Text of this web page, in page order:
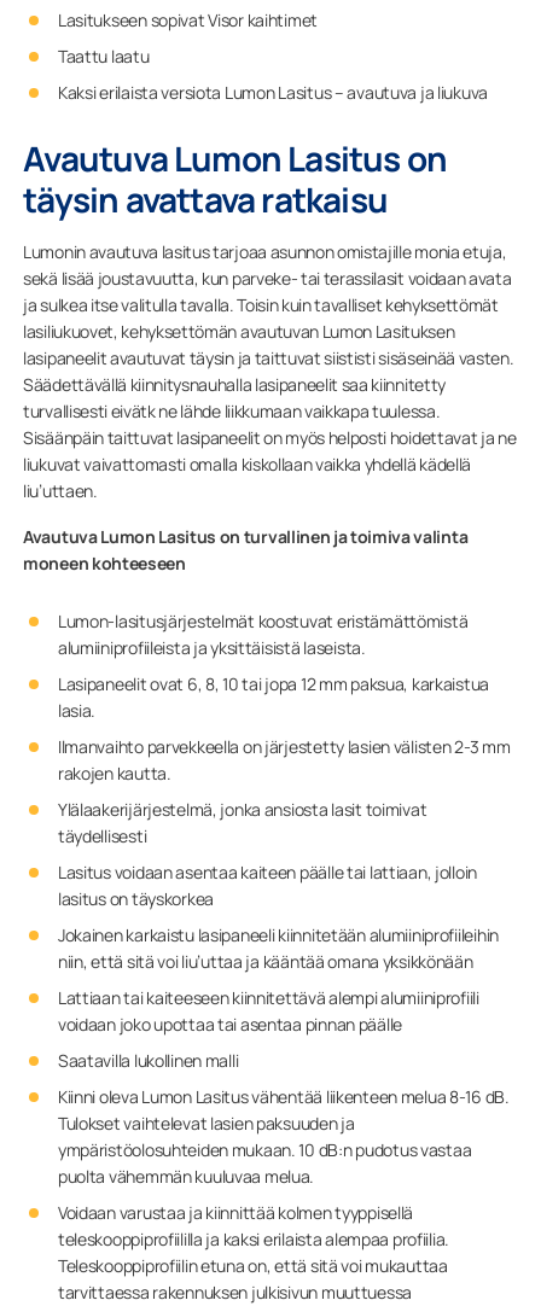
Lasitukseen sopivat Visor kaihtimet
Taattu laatu
Kaksi erilaista versiota Lumon Lasitus – avautuva ja liukuva
Avautuva Lumon Lasitus on
täysin avattava ratkaisu
Lumonin avautuva lasitus tarjoaa asunnon omistajille monia etuja,
sekä lisää joustavuutta, kun parveke- tai terassilasit voidaan avata
ja sulkea itse valitulla tavalla. Toisin kuin tavalliset kehyksettömät
lasiliukuovet, kehyksettömän avautuvan Lumon Lasituksen
lasipaneelit avautuvat täysin ja taittuvat siististi sisäseinää vasten.
Säädettävällä kiinnitysnauhalla lasipaneelit saa kiinnitetty
turvallisesti eivätk ne lähde liikkumaan vaikkapa tuulessa.
Sisäänpäin taittuvat lasipaneelit on myös helposti hoidettavat ja ne
liukuvat vaivattomasti omalla kiskollaan vaikka yhdellä kädellä
liu’uttaen.
Avautuva Lumon Lasitus on turvallinen ja toimiva valinta
moneen kohteeseen
Lumon-lasitusjärjestelmät koostuvat eristämättömistä
alumiiniprofiileista ja yksittäisistä laseista.
Lasipaneelit ovat 6, 8, 10 tai jopa 12 mm paksua, karkaistua
lasia.
Ilmanvaihto parvekkeella on järjestetty lasien välisten 2-3 mm
rakojen kautta.
Ylälaakerijärjestelmä, jonka ansiosta lasit toimivat
täydellisesti
Lasitus voidaan asentaa kaiteen päälle tai lattiaan, jolloin
lasitus on täyskorkea
Jokainen karkaistu lasipaneeli kiinnitetään alumiiniprofiileihin
niin, että sitä voi liu’uttaa ja kääntää omana yksikkönään
Lattiaan tai kaiteeseen kiinnitettävä alempi alumiiniprofiili
voidaan joko upottaa tai asentaa pinnan päälle
Saatavilla lukollinen malli
Kiinni oleva Lumon Lasitus vähentää liikenteen melua 8-16 dB.
Tulokset vaihtelevat lasien paksuuden ja
ympäristöolosuhteiden mukaan. 10 dB:n pudotus vastaa
puolta vähemmän kuuluvaa melua.
Voidaan varustaa ja kiinnittää kolmen tyyppisellä
teleskooppiprofiililla ja kaksi erilaista ​​alempaa profiilia.
Teleskooppiprofiilin etuna on, että sitä voi mukauttaa
tarvittaessa rakennuksen julkisivun muuttuessa